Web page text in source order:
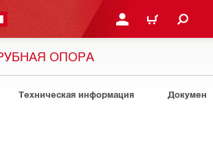
ВОЙДИТЕ В СВОЮ
КОРЗИНА
ОПОРА
Техническая информация